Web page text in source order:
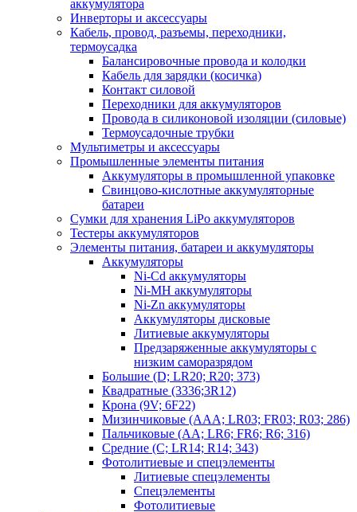
аккумулятора
Инверторы и аксессуары
Кабель, провод, разъемы, переходники,
термоусадка
Балансировочные провода и колодки
Кабель для зарядки (косичка)
Контакт силовой
Переходники для аккумуляторов
Провода в силиконовой изоляции (силовые)
Термоусадочные трубки
Мультиметры и аксессуары
Промышленные элементы питания
Аккумуляторы в промышленной упаковке
Свинцово-кислотные аккумуляторные
батареи
Сумки для хранения LiPo аккумуляторов
Тестеры аккумуляторов
Элементы питания, батареи и аккумуляторы
Аккумуляторы
Ni-Cd аккумуляторы
Ni-MH аккумуляторы
Ni-Zn аккумуляторы
Аккумуляторы дисковые
Литиевые аккумуляторы
Предзаряженные аккумуляторы с
низким саморазрядом
Большие (D; LR20; R20; 373)
Квадратные (3336;3R12)
Крона (9V; 6F22)
Мизинчиковые (AAA; LR03; FR03; R03; 286)
Пальчиковые (AA; LR6; FR6; R6; 316)
Средние (C; LR14; R14; 343)
Фотолитиевые и спецэлементы
Литиевые спецэлементы
Спецэлементы
Фотолитиевые